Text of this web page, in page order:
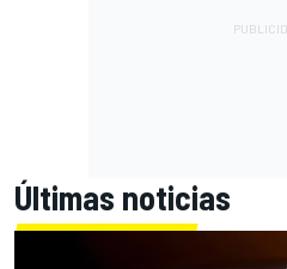
Últimas noticias